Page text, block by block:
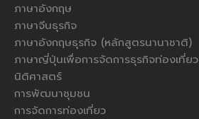
ภาษาอังกฤษ
ภาษาจีนธุรกิจ
ภาษาอังกฤษธุรกิจ (หลักสูตรนานาชาติ)
ภาษาญี่ปุ่นเพื่อการจัดการธุรกิจท่องเที่ยว
นิติศาสตร์
การพัฒนาชุมชน
การจัดการท่องเที่ยว